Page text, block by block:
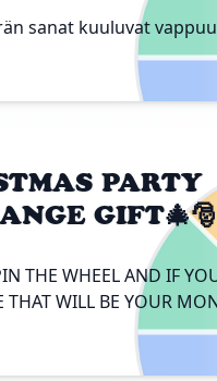
sanat kuuluvat
PARTY
GIFT🎄🎅
THE WHEEL AND IF
THAT WILL BE YOUR